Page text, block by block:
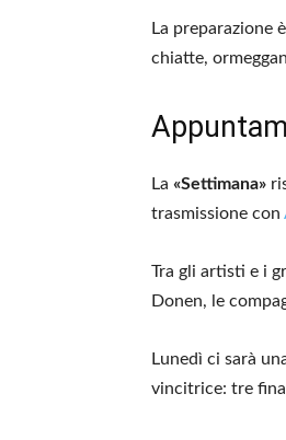
La preparazione
chiatte,
La «Settimana»
trasmissione con
Tra gli artisti e i
Donen, le
Lunedì ci sarà
vincitrice: tre